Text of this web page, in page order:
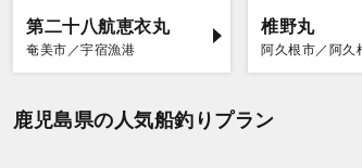
第二十八航恵衣丸
奄美市／宇宿漁港
椎野丸
阿久根市／阿久
鹿児島県の人気船釣りプラン